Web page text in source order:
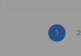
1 2